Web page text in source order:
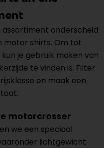
onderscheid
motor shirts. Om tot
je gebruik maken van
te vinden is. Filter
en maak een
motorcrosser
we een speciaal
lichtgewicht